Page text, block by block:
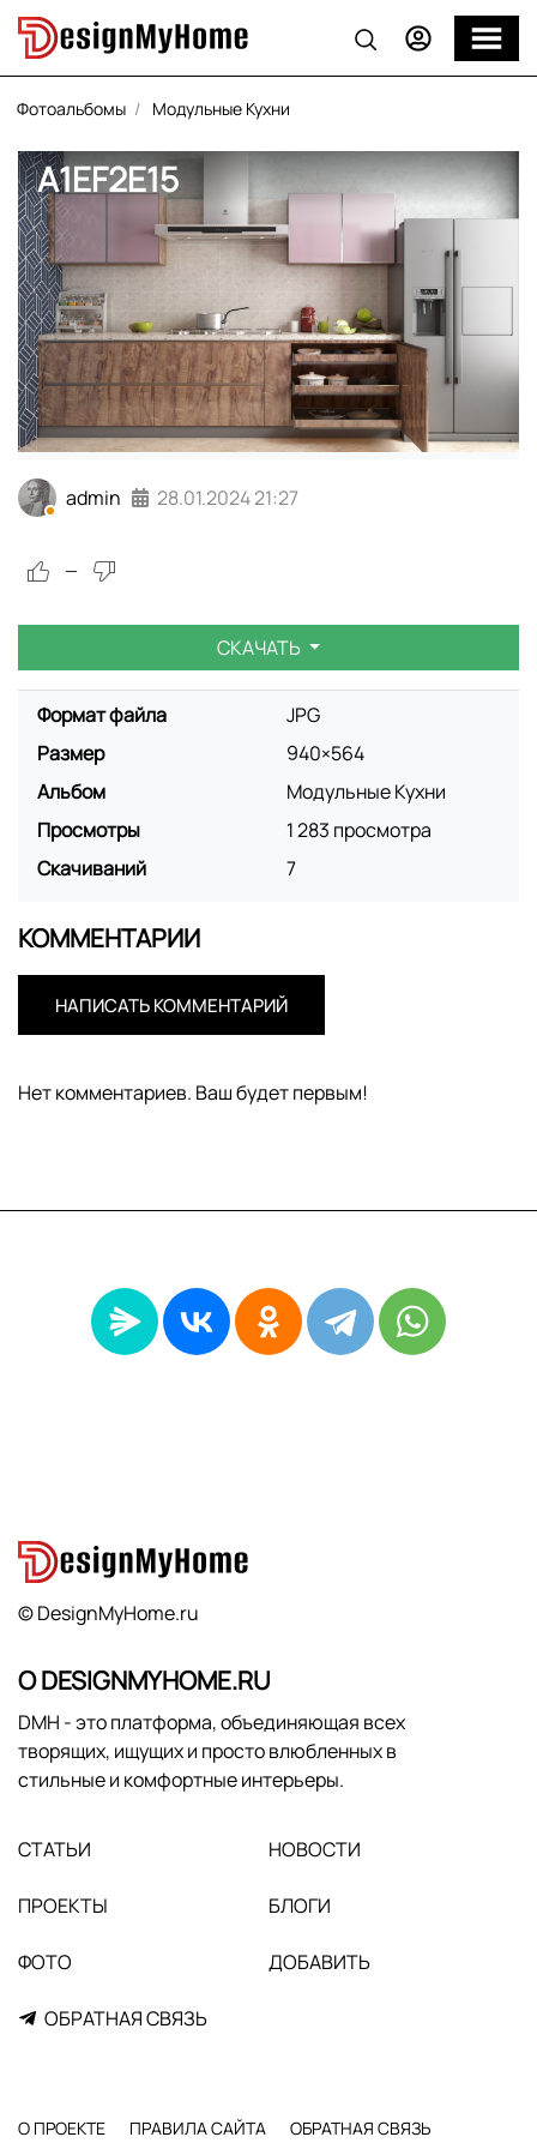
Фотоальбомы Модульные Кухни
A1EF2E15
admin 28.01.202421:27
—
СКАЧАТЬ
Формат файла
JPG
Размер
940×564
Альбом
Модульные Кухни
Просмотры
1 283 просмотра
Скачиваний
7
КОММЕНТАРИИ
НАПИСАТЬ КОММЕНТАРИЙ
Нет комментариев. Ваш будет первым!
© DesignMyHome.ru
О DESIGNMYHOME.RU
DMH - это платформа, объединяющая всех
творящих, ищущих и просто влюбленных в
стильные и комфортные интерьеры.
СТАТЬИ НОВОСТИ
ПРОЕКТЫ БЛОГИ
ФОТО ДОБАВИТЬ
ОБРАТНАЯ СВЯЗЬ
О ПРОЕКТЕ ПРАВИЛА САЙТА ОБРАТНАЯ СВЯЗЬ